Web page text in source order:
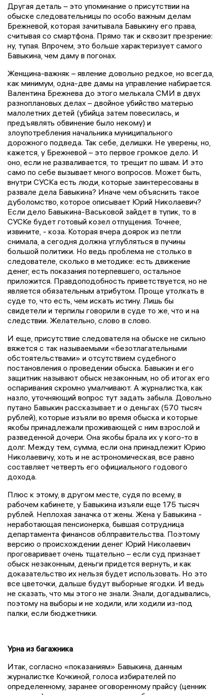
Другая деталь – это упоминание о присутствии на
обыске следовательницы по особо важным делам
Брежневой, которая зачитывала Бавыкину его права,
считывая со смартфона. Прямо так и сквозит презрение:
ну, тупая. Впрочем, это больше характеризует самого
Бавыкина, чем даму в погонах.
Женщина-важняк – явление довольно редкое, но всегда,
как минимум, одна-две дамы на управление набирается.
Валентина Брежнева до этого мелькала СМИ в двух
разноплановых делах – двойное убийство матерью
малолетних детей (убийца затем повесилась, и
предъявлять обвинение было некому) и
злоупотребления начальника муниципального
дорожного подведа. Так себе, делишки. Не уверены, но,
кажется, у Брежневой – это первое громкое дело. И
оно, если не разваливается, то трещит по швам. И это
само по себе вызывает много вопросов. Может быть,
внутри СУСКа есть люди, которые заинтересованы в
развале дела Бавыкина? Иначе чем объяснить такое
дуболомство, которое описывает Юрий Николаевич?
Если дело Бавыкина-Васьковой зайдет в тупик, то в
СУСКе будет готовый козел отпущения. Точнее,
извините, - коза. Которая вчера доярок из петли
снимала, а сегодня должна углубляться в пучины
большой политики. Но ведь проблема не столько в
следователе, сколько в методике: есть движение
денег, есть показания потерпевшего, остальное
приложится. Правдоподобность приветствуется, но не
является обязательным атрибутом. Проще утолкать в
суде то, что есть, чем искать истину. Лишь бы
свидетели и терпилы говорили в суде то же, что и на
следствии. Желательно, слово в слово.
И еще, присутствие следователя на обыске не сильно
вяжется с так называемыми «безотлагательными
обстоятельствами» и отсутствием судебного
постановления о проведении обыска. Бавыкин и его
защитник называют обыск незаконным, но об итогах его
оспаривания скромно умалчивают. А журналистка, как
назло, уточняющий вопрос тут задать забыла. Довольно
путано Бавыкин рассказывает и о деньгах (570 тысяч
рублей), которые изъяли во время обыска и которые
якобы принадлежали проживающей с ним взрослой и
разведенной дочери. Она якобы брала их у кого-то в
долг. Между тем, сумма, если она принадлежит Юрию
Николаевичу, хоть и не астрономическая, все равно
составляет четверть его официального годового
дохода.
Плюс к этому, в другом месте, судя по всему, в
рабочем кабинете, у Бавыкина изъяли еще 175 тысяч
рублей. Неплохая заначка от жены. Жена у Бавыкина -
неработающая пенсионерка, бывшая сотрудница
департамента финансов облправительства. Поэтому
версию о происхождении денег Юрий Николаевич
проговаривает очень тщательно – если суд признает
обыск незаконным, деньги придется вернуть, и как
доказательство их нельзя будет использовать. Но это
все цветочки, дальше будут выборные ягодки. И ведь
не сказать, что мы этого не знали. Знали, догадывались,
поэтому на выборы и не ходили, или ходили из-под
палки, если бюджетники.
Урна из багажника
Итак, согласно «показаниям» Бавыкина, данным
журналистке Кочкиной, голоса избирателей по
определенному, заранее оговоренному прайсу (ценник